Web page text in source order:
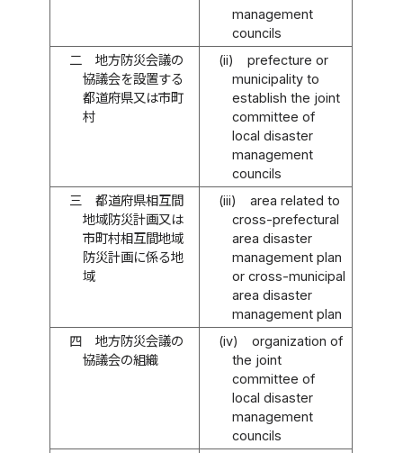
management
councils
二
地方防災会議の
協議会を設置する
都道府県又は市町
村
(ii)
prefecture or
municipality to
establish the joint
committee of
local disaster
management
councils
三
都道府県相互間
地域防災計画又は
市町村相互間地域
防災計画に係る地
域
(iii)
area related to
cross-prefectural
area disaster
management plan
or cross-municipal
area disaster
management plan
四
地方防災会議の
協議会の組織
(iv)
organization of
the joint
committee of
local disaster
management
councils